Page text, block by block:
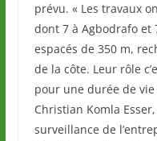
prévu. « Les travaux
dont 7 à Agbodrafo et
espacés de 350 m,
de la côte. Leur rôle
pour une durée de
Christian Komla
surveillance de